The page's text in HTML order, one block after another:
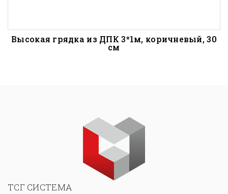
Высокая грядка из ДПК 3*1м, коричневый, 30
см
ТСГ СИСТЕМА